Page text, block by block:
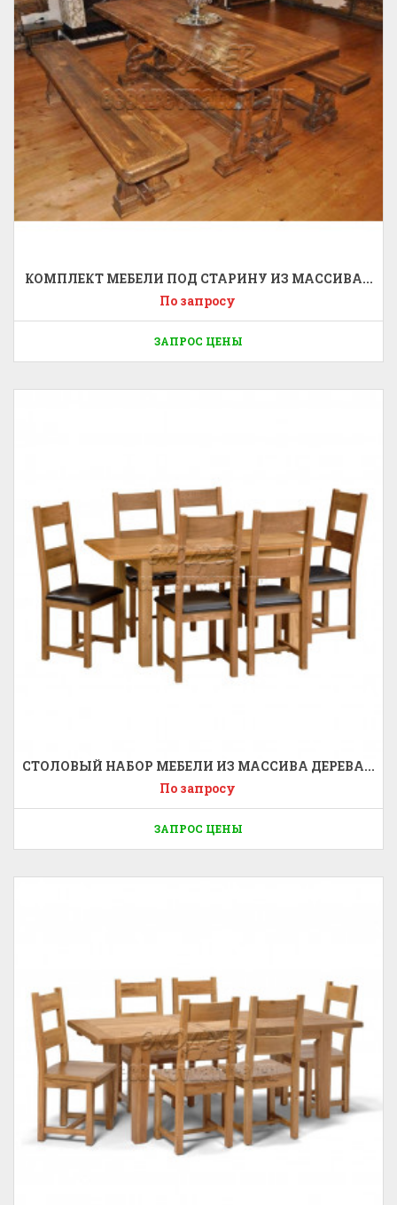
КОМПЛЕКТ МЕБЕЛИ ПОД СТАРИНУ ИЗ МАССИВА...
По запросу
ЗАПРОС ЦЕНЫ
СТОЛОВЫЙ НАБОР МЕБЕЛИ ИЗ МАССИВА ДЕРЕВА...
По запросу
ЗАПРОС ЦЕНЫ